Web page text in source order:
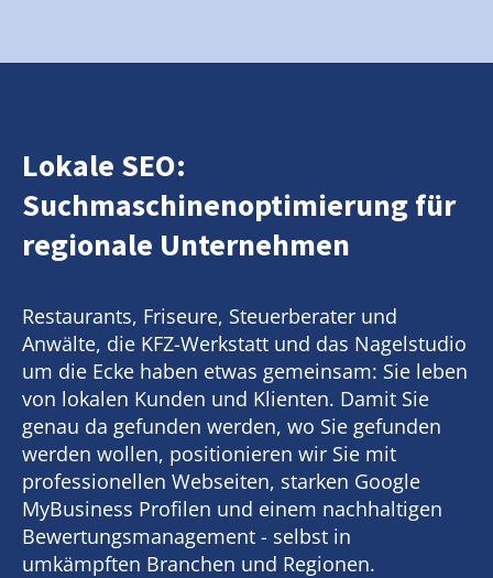
Lokale SEO:
Suchmaschinenoptimierung für
regionale Unternehmen
Restaurants, Friseure, Steuerberater und
Anwälte, die KFZ-Werkstatt und das Nagelstudio
um die Ecke haben etwas gemeinsam: Sie leben
von lokalen Kunden und Klienten. Damit Sie
genau da gefunden werden, wo Sie gefunden
werden wollen, positionieren wir Sie mit
professionellen Webseiten, starken Google
MyBusiness Profilen und einem nachhaltigen
Bewertungsmanagement - selbst in
umkämpften Branchen und Regionen.